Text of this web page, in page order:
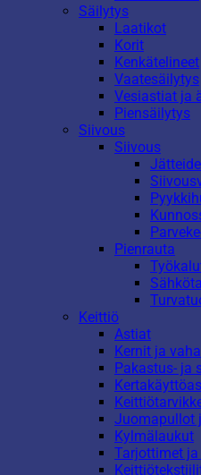
Säilytys
Laatikot
Korit
Kenkätelineet
Vaatesäilytys
Vesiastiat ja
Piensäilytys
Siivous
Siivous
Pienrauta
Keittiö
Astiat
Kernit ja
Pakastus- ja
Juomapullot
Kylmälaukut
Tarjottimet